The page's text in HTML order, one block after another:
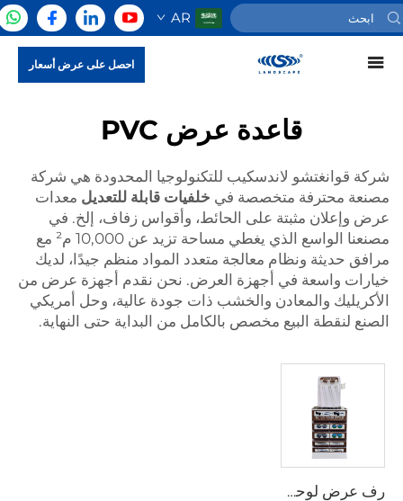
AR
احصل على عرض أسعار
قاعدة عرض PVC
شركة قوانغتشو لاندسكيب للتكنولوجيا المحدودة هي شركة
مصنعة محترفة متخصصة في خلفيات قابلة للتعديلمعدات
عرض وإعلان مثبتة على الحائط، وأقواس زفاف، إلخ. في
مصنعنا الواسع الذي يغطي مساحة تزيد عن 10,000 م² مع
مرافق حديثة ونظام معالجة متعدد المواد منظم جيدًا، لديك
خيارات واسعة في أجهزة العرض. نحن نقدم أجهزة عرض من
الأكريليك والمعادن والخشب ذات جودة عالية، وحل أمريكي
الصنع لنقطة البيع مخصص بالكامل من البداية حتى النهاية.
رف عرض لوحة رغوية من مادة PVC LjADB0006